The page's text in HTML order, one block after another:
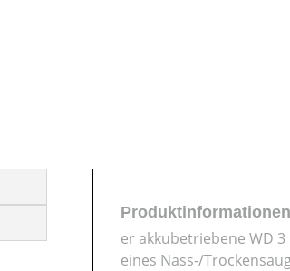
er akkubetriebene WD
eines Nass-/